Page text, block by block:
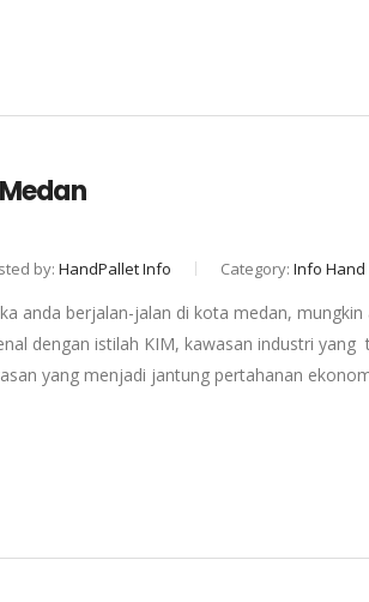
by: HandPallet Info Category: Info Hand
anda berjalan-jalan di kota medan,
dengan istilah KIM, kawasan industri
yang menjadi jantung pertahanan